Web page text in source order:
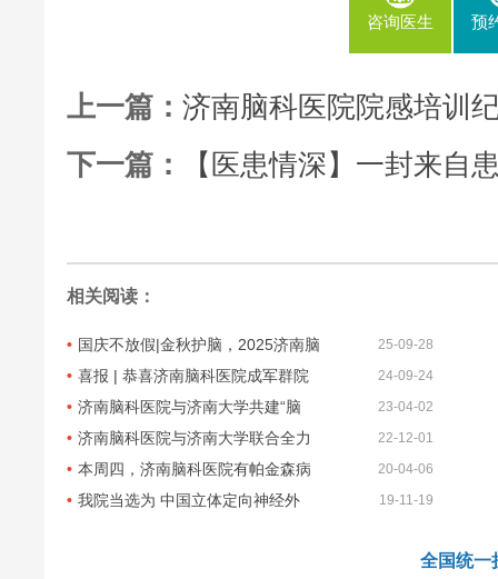
咨询医生 预
上一篇： 济南脑科医院院感培训
下一篇：
【医患情深】一封来自
相关阅读：
国庆不放假|金秋护脑，2025济南脑 25-09-28
喜报 | 恭喜济南脑科医院成军群院 24-09-24
济南脑科医院与济南大学共建“脑 23-04-02
济南脑科医院与济南大学联合全力 22-12-01
本周四，济南脑科医院有帕金森病 20-04-06
我院当选为 中国立体定向神经外 19-11-19
全国统一